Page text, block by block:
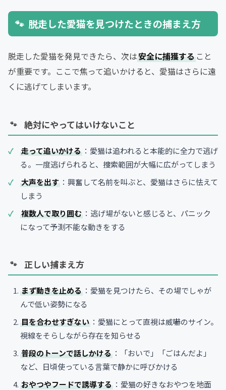
脱走した愛猫を見つけたときの捕まえ方
脱走した愛猫を発見できたら、次は安全に捕獲する こと
が重要です。ここで焦って追いかけると、愛猫はさらに遠
くに逃げてしまいます。
絶対にやってはいけないこと
走って追いかける ：愛猫は追われると本能的に全力で逃げ
る。一度逃げられると、捜索範囲が大幅に広がってしまう
大声を出す ：興奮して名前を叫ぶと、愛猫はさらに怯えて
しまう
複数人で取り囲む ：逃げ場がないと感じると、パニック
になって予測不能な動きをする
正しい捕まえ方
まず動きを止める ：愛猫を見つけたら、その場でしゃが
んで低い姿勢になる
目を合わせすぎない ：愛猫にとって直視は威嚇のサイン。
視線をそらしながら存在を知らせる
普段のトーンで話しかける ：「おいで」「ごはんだよ」
など、日頃使っている言葉で静かに呼びかける
おやつやフードで誘導する ：愛猫の好きなおやつを地面